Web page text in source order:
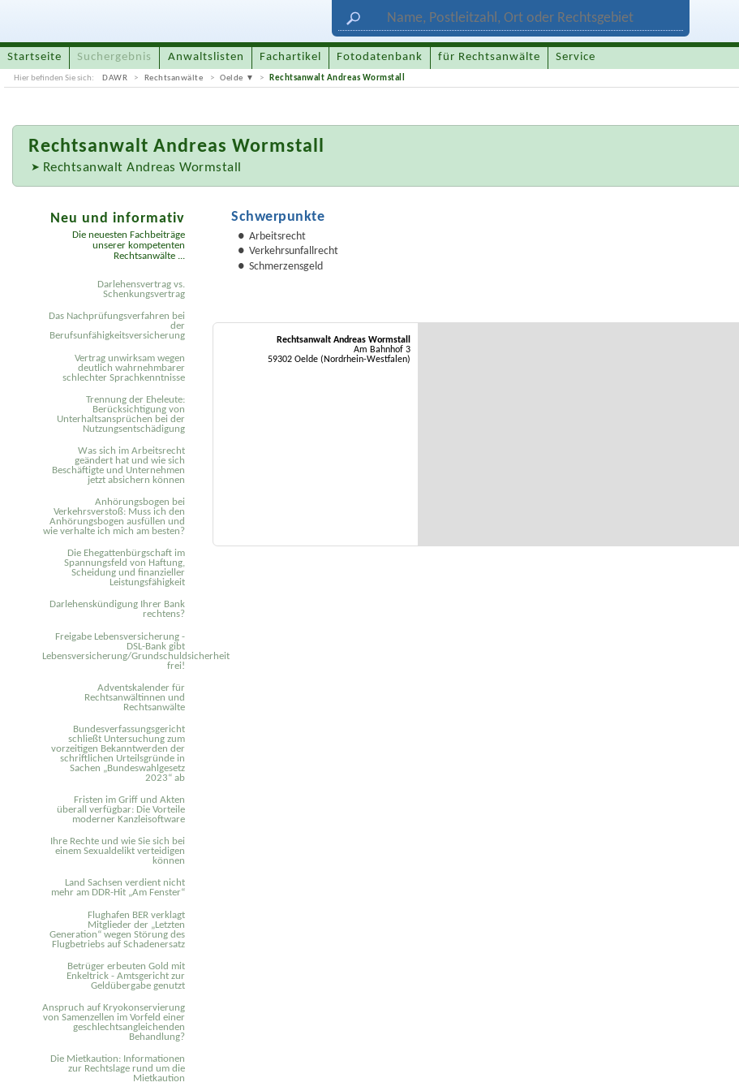
Startseite Suchergebnis Anwaltslisten Fachartikel Fotodatenbank für Rechtsanwälte Service
Hier befinden Sie sich: DAWR Rechtsanwälte Oelde Rechtsanwalt Andreas Wormstall
RechtsanwaltAndreas Wormstall
Rechtsanwalt Andreas Wormstall
Schwerpunkte
Arbeitsrecht
Verkehrsunfallrecht
Schmerzensgeld
Rechtsanwalt Andreas Wormstall
Am Bahnhof 3
59302 Oelde (Nordrhein-Westfalen)
Neu und informativ
Die neuesten Fachbeiträge
unserer kompetenten
Rechtsanwälte ...
Darlehensvertrag vs.
Schenkungsvertrag
Das Nachprüfungsverfahren bei
der
Berufsunfähigkeitsversicherung
Vertrag unwirksam wegen
deutlich wahrnehmbarer
schlechter Sprachkenntnisse
Trennung der Eheleute:
Berücksichtigung von
Unterhaltsansprüchen bei der
Nutzungsentschädigung
Was sich im Arbeitsrecht
geändert hat und wie sich
Beschäftigte und Unternehmen
jetzt absichern können
Anhörungsbogen bei
Verkehrsverstoß: Muss ich den
Anhörungsbogen ausfüllen und
wie verhalte ich mich am besten?
Die Ehegattenbürgschaft im
Spannungsfeld von Haftung,
Scheidung und finanzieller
Leistungsfähigkeit
Darlehenskündigung Ihrer Bank
rechtens?
Freigabe Lebensversicherung -
DSL-Bank gibt
Lebensversicherung/Grundschuldsicherheit
frei!
Adventskalender für
Rechtsanwältinnen und
Rechtsanwälte
Bundesverfassungsgericht
schließt Untersuchung zum
vorzeitigen Bekanntwerden der
schriftlichen Urteilsgründe in
Sachen „Bundeswahlgesetz
2023“ ab
Fristen im Griff und Akten
überall verfügbar: Die Vorteile
moderner Kanzleisoftware
Ihre Rechte und wie Sie sich bei
einem Sexual­delikt verteidigen
können
Land Sachsen verdient nicht
mehr am DDR-Hit „Am Fenster“
Flughafen BER verklagt
Mitglieder der „Letzten
Generation“ wegen Störung des
Flugbetriebs auf Schadenersatz
Betrüger erbeuten Gold mit
Enkeltrick - Amtsgericht zur
Geldübergabe genutzt
Anspruch auf Kryokonservierung
von Samenzellen im Vorfeld einer
geschlechtsangleichenden
Behandlung?
Die Mietkaution: Informationen
zur Rechtslage rund um die
Mietkaution